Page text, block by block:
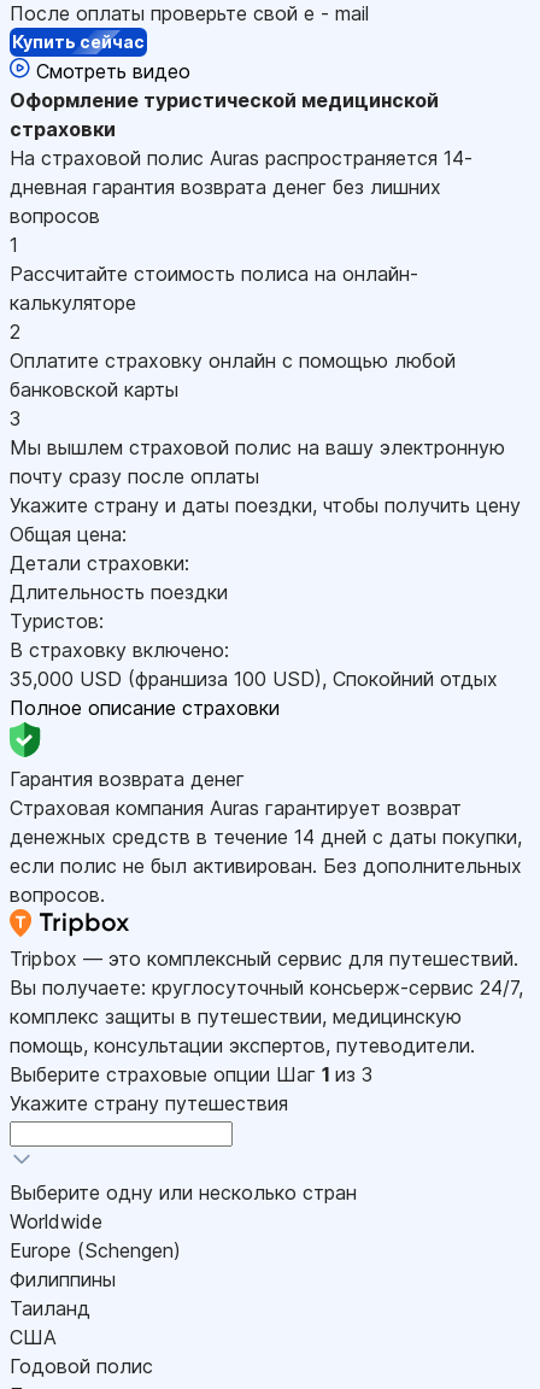
После оплаты проверьте свой e - mail
Купить сейчас
Смотреть видео
Оформление туристической медицинской
страховки
На страховой полис Auras распространяется 14-
дневная гарантия возврата денег без лишних
вопросов
1
Рассчитайте стоимость полиса на онлайн-
калькуляторе
2
Оплатите страховку онлайн с помощью любой
банковской карты
3
Мы вышлем страховой полис на вашу электронную
почту сразу после оплаты
Укажите страну и даты поездки, чтобы получить цену
Общая цена:
Детали страховки:
Длительность поездки
Туристов:
В страховку включено:
35,000 USD (франшиза 100 USD), Спокойний отдых
Полное описание страховки
Гарантия возврата денег
Страховая компания Auras гарантирует возврат
денежных средств в течение 14 дней с даты покупки,
если полис не был активирован. Без дополнительных
вопросов.
Tripbox — это комплексный сервис для путешествий.
Вы получаете: круглосуточный консьерж-сервис 24/7,
комплекс защиты в путешествии, медицинскую
помощь, консультации экспертов, путеводители.
Выберите страховые опции Шаг 1 из 3
Укажите страну путешествия
Выберите одну или несколько стран
Worldwide
Europe (Schengen)
Филиппины
Таиланд
США
Годовой полис